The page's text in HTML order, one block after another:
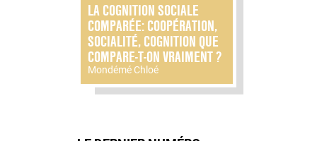
LA COGNITION SOCIALE
COMPARÉE: COOPÉRATION,
SOCIALITÉ, COGNITION QUE
COMPARE-T-ON VRAIMENT ?
Mondémé Chloé